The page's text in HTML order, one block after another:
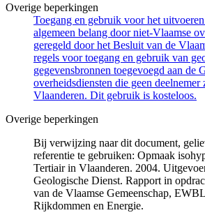
Overige beperkingen
Toegang en gebruik voor het
algemeen belang door niet-Vlaamse
geregeld door het Besluit van de
regels voor toegang en gebruik van
gegevensbronnen toegevoegd aan de
overheidsdiensten die geen
Vlaanderen. Dit gebruik is kosteloos.
Overige beperkingen
Bij verwijzing naar dit document,
referentie te gebruiken: Opmaak
Tertiair in Vlaanderen. 2004.
Geologische Dienst. Rapport in
van de Vlaamse Gemeenschap,
Rijkdommen en Energie.